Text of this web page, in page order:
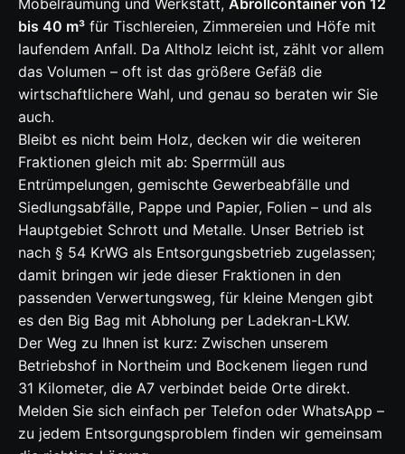
bis 40 m³ für Tischlereien, Zimmereien und Höfe mit
laufendem Anfall. Da Altholz leicht ist, zählt vor allem
das Volumen – oft ist das größere Gefäß die
wirtschaftlichere Wahl, und genau so beraten wir Sie
auch.
Bleibt es nicht beim Holz, decken wir die weiteren
Fraktionen gleich mit ab: Sperrmüll aus
Entrümpelungen, gemischte Gewerbeabfälle und
Siedlungsabfälle, Pappe und Papier, Folien – und als
Hauptgebiet Schrott und Metalle. Unser Betrieb ist
nach § 54 KrWG als Entsorgungsbetrieb zugelassen;
damit bringen wir jede dieser Fraktionen in den
passenden Verwertungsweg, für kleine Mengen gibt
es den Big Bag mit Abholung per Ladekran-LKW.
Der Weg zu Ihnen ist kurz: Zwischen unserem
Betriebshof in Northeim und Bockenem liegen rund
31 Kilometer, die A7 verbindet beide Orte direkt.
Melden Sie sich einfach per Telefon oder WhatsApp –
zu jedem Entsorgungsproblem finden wir gemeinsam